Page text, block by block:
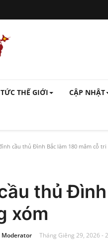
THẾ GIỚI CẬP NHẬT
cầu thủ Đình Bắc làm 180 mâm cỗ
thủ
xóm
Moderator Tháng Giêng 29, 2026 -